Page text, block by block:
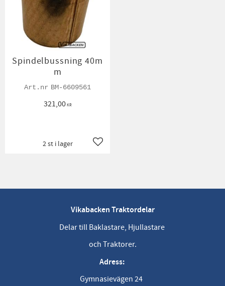
Spindelbussning 40m
m
BM-6609561
321,00KR
Lägg till i favoriter
2 st i lager
Vikabacken Traktordelar
Delar till Baklastare, Hjullastare
och Traktorer.
Adress:
Gymnasievägen 24